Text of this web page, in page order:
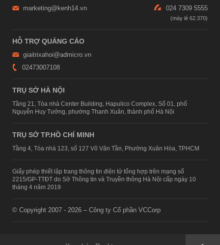
marketing@kenh14.vn 024 7309 5555
HỖ TRỢ QUẢNG CÁO
giaitrixahoi@admicro.vn
02473007108
TRỤ SỞ HÀ NỘI
Tầng 21, Tòa nhà Center Building, Hapulico Complex, Số 01, phố
Nguyễn Huy Tưởng, phường Thanh Xuân, thành phố Hà Nội
TRỤ SỞ TP.HỒ CHÍ MINH
Tầng 4, Tòa nhà 123, số 127 Võ Văn Tần, Phường Xuân Hòa, TPHCM
Giấy phép thiết lập trang thông tin điện tử tổng hợp trên mạng số
2215/GP-TTĐT do Sở Thông tin và Truyền thông Hà Nội cấp ngày 10
tháng 4 năm 2019
© Copyright 2007 - 2026 – Công ty Cổ phần VCCorp